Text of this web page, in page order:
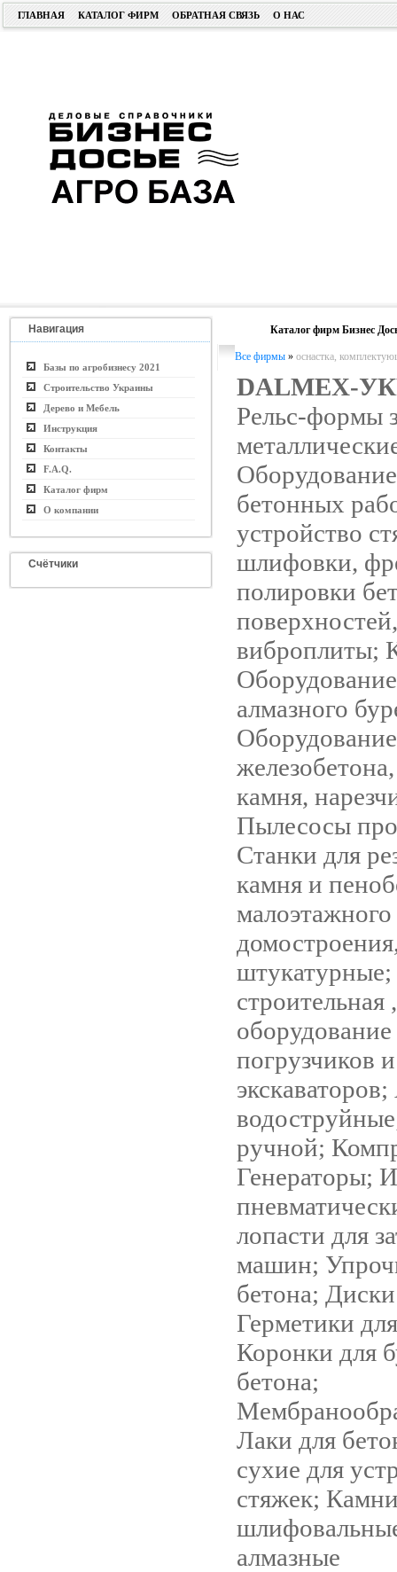
ГЛАВНАЯ КАТАЛОГ ФИРМ ОБРАТНАЯ СВЯЗЬ О НАС
Навигация
Базы по агробизнесу 2021
Строительство Украины
Дерево и Мебель
Инструкция
Контакты
F.A.Q.
Каталог фирм
О компании
Счётчики
Каталог фирм Бизнес
Все фирмы » оснастка,
DALMEX-
Рельс-формы
бетонных
устройство
шлифовки,
полировки
виброплиты;
алмазного
камня,
Пылесосы
Станки для
камня и
малоэтажного
строительная ,
погрузчиков и
ручной;
Генераторы;
лопасти для
машин;
бетона;
Герметики
Коронки для
бетона;
Лаки для
сухие для
стяжек;
алмазные